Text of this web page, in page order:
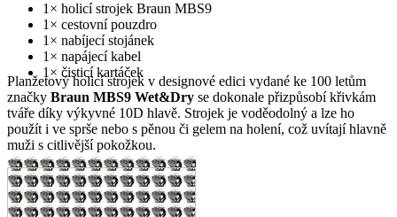
1× holicí strojek Braun MBS9
1× cestovní pouzdro
1× nabíjecí stojánek
1× napájecí kabel
1× čisticí kartáček
Planžetový holicí strojek v designové edici vydané ke 100 letům
značky Braun MBS9 Wet&Dry se dokonale přizpůsobí křivkám
tváře díky výkyvné 10D hlavě. Strojek je voděodolný a lze ho
použít i ve sprše nebo s pěnou či gelem na holení, což uvítají hlavně
muži s citlivější pokožkou.